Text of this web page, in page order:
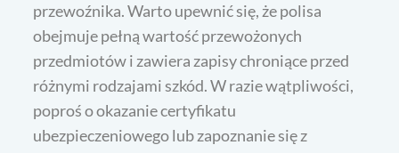
przewoźnika. Warto upewnić się, że polisa
obejmuje pełną wartość przewożonych
przedmiotów i zawiera zapisy chroniące przed
różnymi rodzajami szkód. W razie wątpliwości,
poproś o okazanie certyfikatu
ubezpieczeniowego lub zapoznanie się z